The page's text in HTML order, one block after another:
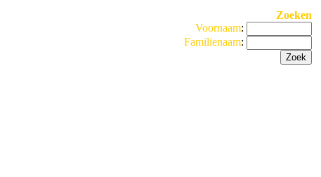
Zoeken
Voornaam:
Familienaam: